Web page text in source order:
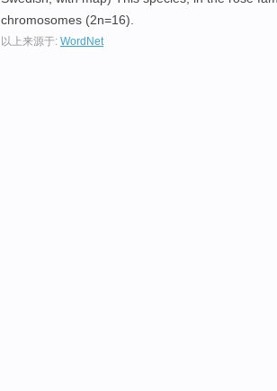
chromosomes (2n=16).
以上来源于: WordNet